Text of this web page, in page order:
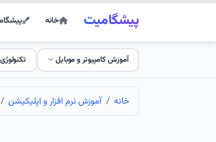
پیشگامیت خانه
آموزش کامپیوتر و موبایل تکنولوژی
خانه آموزش نرم افزار و اپلیکیشن